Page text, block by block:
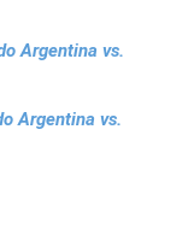
Argentina vs.
Argentina vs.